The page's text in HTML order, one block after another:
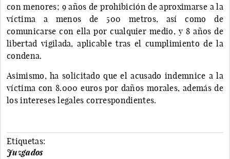
con menores; 9 años de prohibición de aproximarse a la
víctima a menos de 500 metros, así como de
comunicarse con ella por cualquier medio, y 8 años de
libertad vigilada, aplicable tras el cumplimiento de la
condena.
Asimismo, ha solicitado que el acusado indemnice a la
víctima con 8.000 euros por daños morales, además de
los intereses legales correspondientes.
Etiquetas:
Juzgados